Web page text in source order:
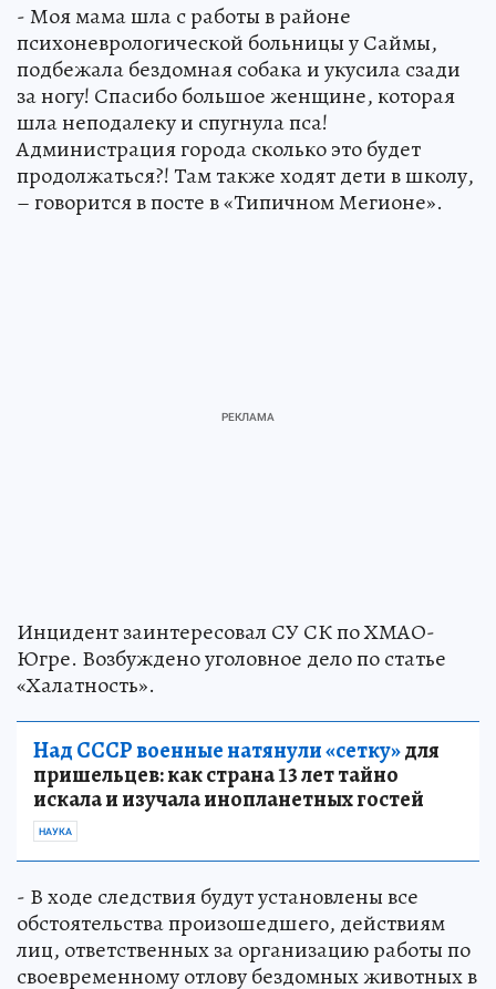
- Моя мама шла с работы в районе
психоневрологической больницы у Саймы,
подбежала бездомная собака и укусила сзади
за ногу! Спасибо большое женщине, которая
шла неподалеку и спугнула пса!
Администрация города сколько это будет
продолжаться?! Там также ходят дети в школу,
– говорится в посте в «Типичном Мегионе».
Инцидент заинтересовал СУ СК по ХМАО-
Югре. Возбуждено уголовное дело по статье
«Халатность».
Над СССР военные натянули «сетку»для
пришельцев: как страна 13 лет тайно
искала и изучала инопланетных гостей
НАУКА
- В ходе следствия будут установлены все
обстоятельства произошедшего, действиям
лиц, ответственных за организацию работы по
своевременному отлову бездомных животных в